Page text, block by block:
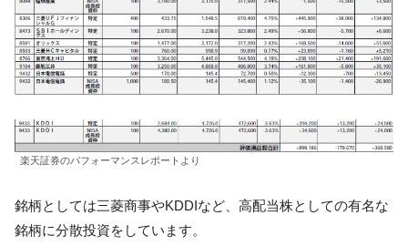
楽天証券のパフォーマンスレポートより
銘柄としては三菱商事やKDDIなど、高配当株としての有名な
銘柄に分散投資をしています。